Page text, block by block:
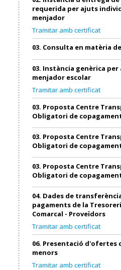
requerida per ajuts
menjador
Tramitar amb certificat
03. Consulta en matèria
03. Instància genèrica
menjador escolar
Tramitar amb certificat
03. Proposta Centre
Obligatori de
03. Proposta Centre
Obligatori de
03. Proposta Centre
Obligatori de
04. Dades de
pagaments de la
Comarcal - Proveïdors
Tramitar amb certificat
06. Presentació d'ofertes
menors
Tramitar amb certificat